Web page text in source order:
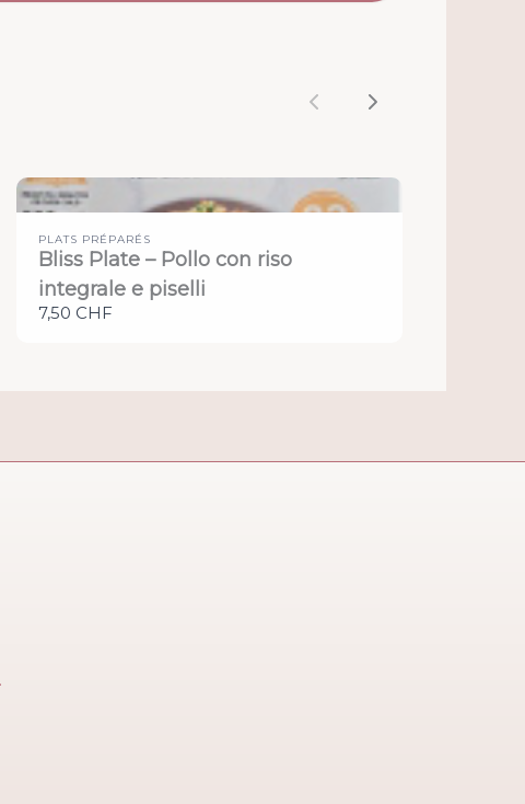
Previous
Next
PLATS PRÉPARÉS
Bliss Plate – Pollo con riso
integrale e piselli
7,50 CHF